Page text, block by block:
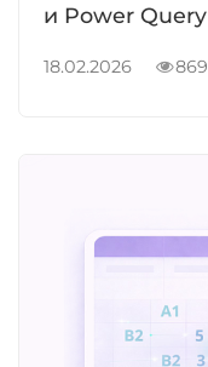
и Power Query
18.02.2026 869